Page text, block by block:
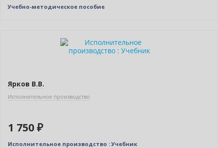
Учебно-методическое пособие
Ярков В.В.
Исполнительное производство
1 750 ₽
Исполнительное производство : Учебник